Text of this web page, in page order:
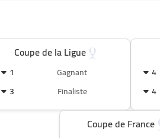
4
4
Coupe de la Ligue
Gagnant
1
Finaliste
3
Coupe de France